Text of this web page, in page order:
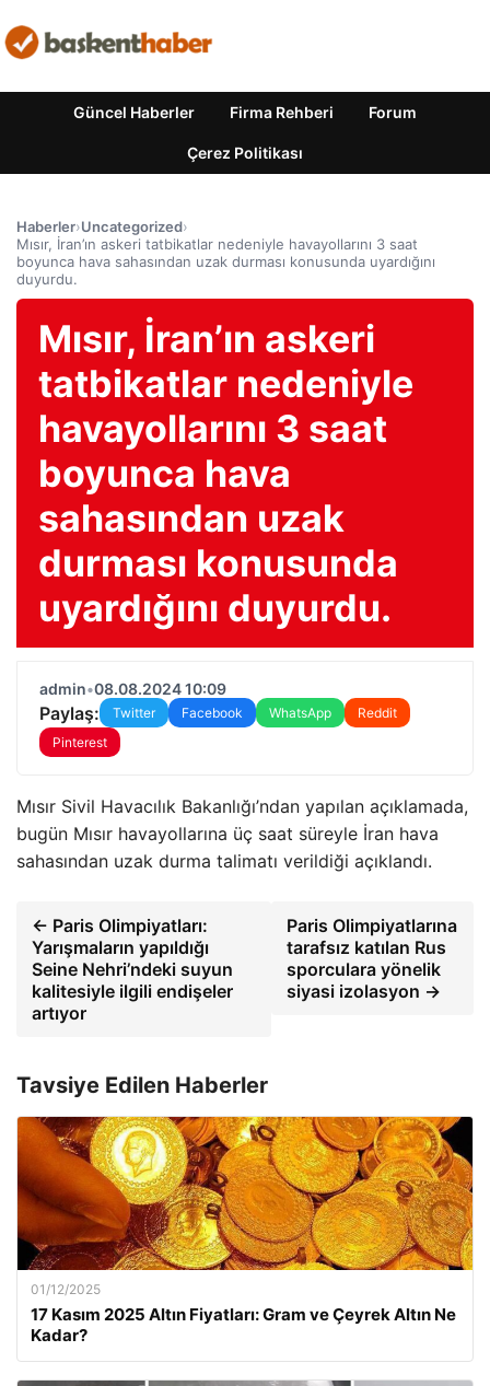
Güncel Haberler Firma Rehberi Forum
Çerez Politikası
Haberler›Uncategorized›
Mısır, İran’ın askeri tatbikatlar nedeniyle havayollarını 3 saat
boyunca hava sahasından uzak durması konusunda uyardığını
duyurdu.
Mısır, İran’ın askeri
tatbikatlar nedeniyle
havayollarını 3 saat
boyunca hava
sahasından uzak
durması konusunda
uyardığını duyurdu.
admin•08.08.2024 10:09
Paylaş: Twitter Facebook WhatsApp
Reddit
Pinterest
Mısır Sivil Havacılık Bakanlığı’ndan yapılan açıklamada,
bugün Mısır havayollarına üç saat süreyle İran hava
sahasından uzak durma talimatı verildiği açıklandı.
← Paris Olimpiyatları:
Yarışmaların yapıldığı
Seine Nehri’ndeki suyun
kalitesiyle ilgili endişeler
artıyor
Paris Olimpiyatlarına
tarafsız katılan Rus
sporculara yönelik
siyasi izolasyon →
Tavsiye Edilen Haberler
01/12/2025
17 Kasım 2025 Altın Fiyatları: Gram ve Çeyrek Altın Ne
Kadar?